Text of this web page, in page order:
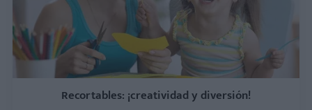
Recortables: ¡creatividad y diversión!